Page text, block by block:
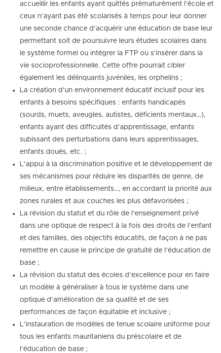
accueillir les enfants ayant quittés prématurément l’école et
ceux n’ayant pas été scolarisés à temps pour leur donner
une seconde chance d’acquérir une éducation de base leur
permettant soit de poursuivre leurs études scolaires dans
le système formel ou intégrer la FTP ou s’insérer dans la
vie socioprofessionnelle. Cette offre pourrait cibler
également les délinquants juvéniles, les orphelins ;
La création d’un environnement éducatif inclusif pour les
enfants à besoins spécifiques : enfants handicapés
(sourds, muets, aveugles, autistes, déficients mentaux…),
enfants ayant des difficultés d’apprentissage, enfants
subissant des perturbations dans leurs apprentissages,
enfants doués, etc. ;
L’appui à la discrimination positive et le développement de
ses mécanismes pour réduire les disparités de genre, de
milieux, entre établissements…, en accordant la priorité aux
zones rurales et aux couches les plus défavorisées ;
La révision du statut et du rôle de l’enseignement privé
dans une optique de respect à la fois des droits de l’enfant
et des familles, des objectifs éducatifs, de façon à ne pas
remettre en cause le principe de gratuité de l’éducation de
base ;
La révision du statut des écoles d’excellence pour en faire
un modèle à généraliser à tous le système dans une
optique d’amélioration de sa qualité et de ses
performances de façon équitable et inclusive ;
L’instauration de modèles de tenue scolaire uniforme pour
tous les enfants mauritaniens du préscolaire et de
l’éducation de base ;